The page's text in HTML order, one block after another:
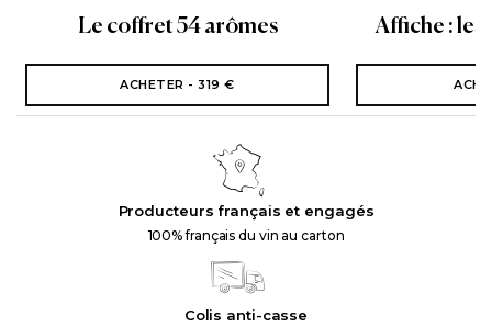
Le coffret 54 arômes
ACHETER - 319 €
Affiche : les
Producteurs français et engagés
100% français du vin au carton
Colis anti-casse